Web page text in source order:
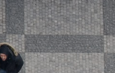
Ga direct naar de content
Veel gezocht